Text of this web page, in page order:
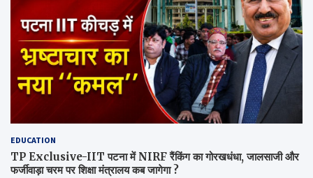
EDUCATION
TP Exclusive-IIT पटना में NIRF रैंकिंग का गोरखधंधा, जालसाजी और
फर्जीवाड़ा चरम पर शिक्षा मंत्रालय कब जागेगा ?